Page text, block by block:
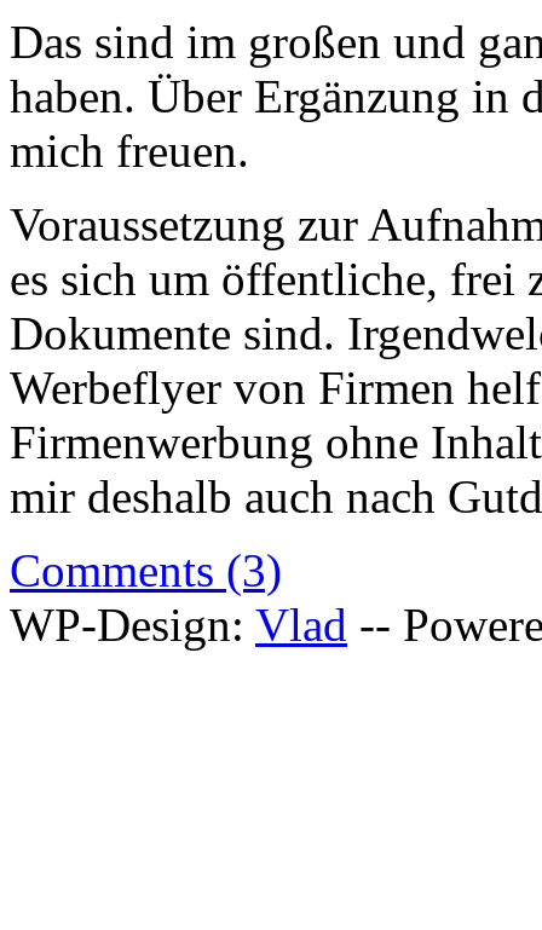
Das sind im großen und
haben. Über Ergänzung in
mich freuen.
Voraussetzung zur
es sich um öffentliche, frei
Dokumente sind.
Werbeflyer von Firmen
Firmenwerbung ohne
mir deshalb auch nach
Comments (3)
WP-Design: Vlad --